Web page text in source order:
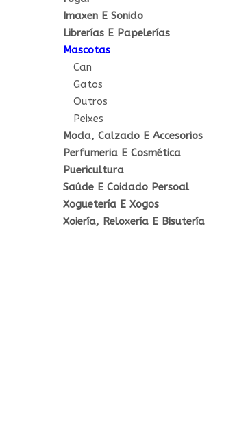
Imaxen E Sonido
Librerías E Papelerías
Mascotas
Can
Gatos
Outros
Peixes
Moda, Calzado E Accesorios
Perfumeria E Cosmética
Puericultura
Saúde E Coidado Persoal
Xoguetería E Xogos
Xoiería, Reloxería E Bisutería